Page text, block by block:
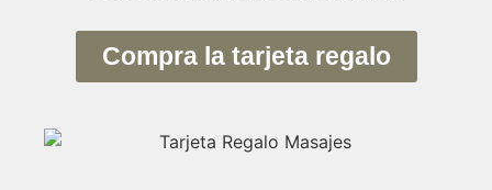
Compra la tarjeta regalo